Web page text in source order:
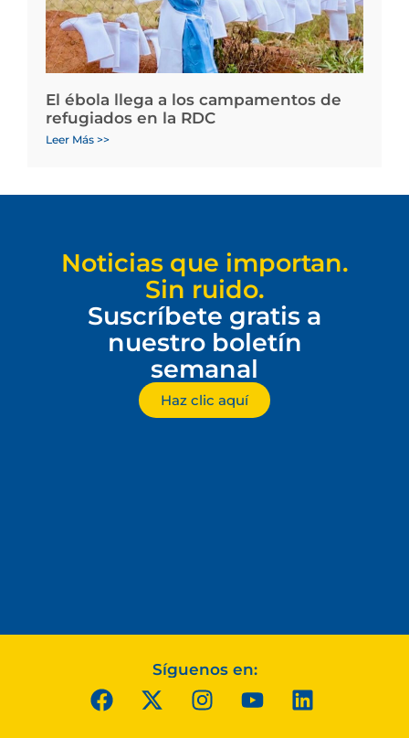
El ébola llega a los campamentos de
refugiados en la RDC
Leer Más >>
Noticias que importan.
Sin ruido.
Suscríbete gratis a
nuestro boletín
semanal
Haz clic aquí
Síguenos en: